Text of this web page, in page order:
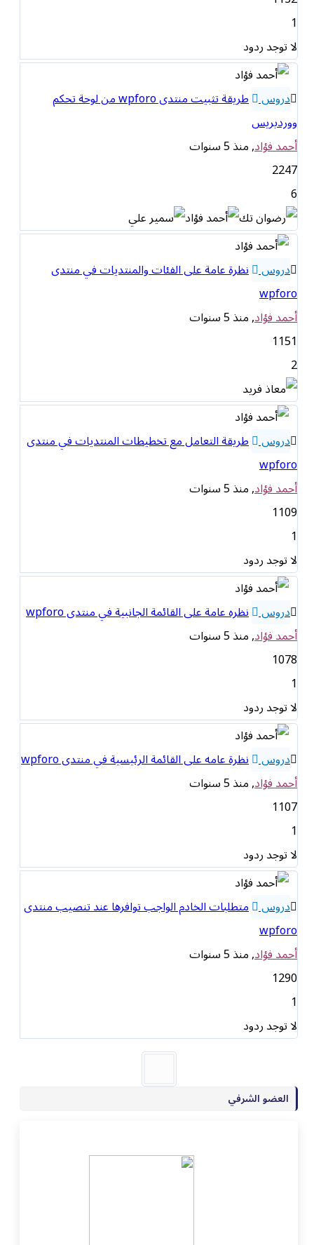
لا توجد ردود
دروس
طريقة تثبيت منتدى wpforo من لوحة تحكم
ووردبريس
أحمد فؤاد, منذ 5 سنوات
2247
دروس نظرة عامة على الفئات والمنتديات في منتدى
wpforo
أحمد فؤاد, منذ 5 سنوات
1151
دروس طريقة التعامل مع تخطيطات المنتديات في منتدى
wpforo
أحمد فؤاد, منذ 5 سنوات
1109
لا توجد ردود
دروس نظره عامة على القائمة الجانبية في منتدى wpforo
أحمد فؤاد, منذ 5 سنوات
1078
لا توجد ردود
دروس نظرة عامه على القائمة الرئيسية في منتدى wpforo
أحمد فؤاد, منذ 5 سنوات
1107
لا توجد ردود
دروس متطلبات الخادم الواجب توافرها عند تنصيب منتدى
wpforo
أحمد فؤاد, منذ 5 سنوات
1290
لا توجد ردود
العضو الشرفي